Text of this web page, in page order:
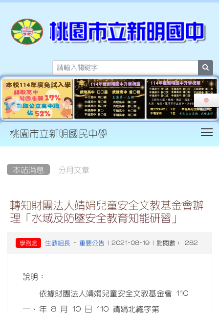
桃園市立新明國民中學
本站消息 分月文章
轉知財團法人靖娟兒童安全文教基金會辦
理「水域及防墜安全教育知能研習」
學務處 生教組長 - 重要公告 | 2021-08-19 | 點閱數： 282
說明：
一、
依據財團法人靖娟兒童安全文教基金會 110
年 8 月 10 日 110 靖娟北總字第